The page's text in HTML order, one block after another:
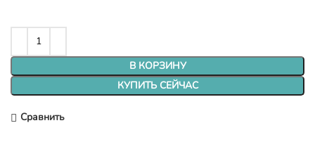
В КОРЗИНУ
КУПИТЬ СЕЙЧАС
Сравнить